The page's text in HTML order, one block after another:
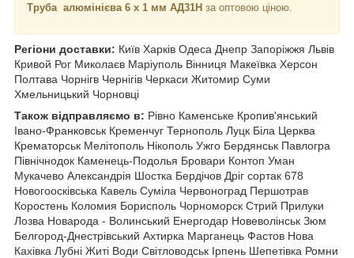
Труба алюмінієва 6 х 1 мм АД31Н за оптовою ціною.
Регіони доставки: Київ Харків Одеса Днепр Запоріжжя Львів
Кривой Рог Миколаєв Маріуполь Вінниця Макеївка Херсон
Полтава Чорнiгв Чернігів Черкаси Житомир Суми
Хмельницький Чорновці
Також відправляємо в: Рівно Каменське Кропив'янський
Івано-Франковськ Кременчуг Тернополь Луцк Біла Церква
Крематорськ Мелітополь Нікополь Ужго Бердянськ Павлогра
Північнодок Каменець-Подолья Бровари Контоп Уман
Мукачево Александрія Шостка Бердічов Дріг сортак 678
Новогоосківська Кавель Суміла Червоноград Першотрав
Коростень Коломия Борисполь Чорноморск Стрий Прилуки
Лозва Новарода - Волинський Енергодар Новеволінськ Зюм
Белгород-Днестрівський Ахтирка Марганець Фастов Нова
Кахівка Лубні Житі Води Світловодськ Ірпень Шепетівка Ромни